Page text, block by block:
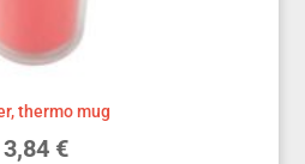
thermo mug
3,84 €